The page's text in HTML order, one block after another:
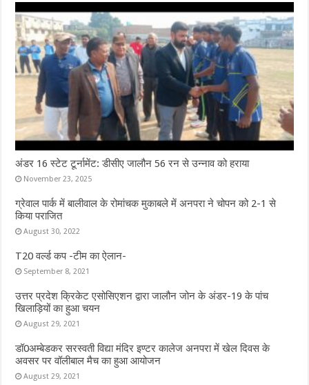
अंडर 16 स्टेट टूर्नामेंट: डीसीए जालौन 56 रन से उन्नाव को हराया
November 23, 2025
ग्रेवाल पार्क में बालीवाल के रोमांचक मुकाबले में अनपरा ने चोपन को 2-1 से
किया पराजित
August 30, 2022
T20 वर्ल्ड कप -टीम का ऐलान-
September 8, 2021
उत्तर प्रदेश क्रिकेट एसोसिएशन द्वारा जालौन जोन के अंडर-19 के पांच
खिलाड़ियों का हुआ चयन
August 29, 2021
डॉ0अम्बेडकर सरस्वती विद्या मंदिर इण्टर कालेज अनपरा में खेल दिवस के
अवसर पर वॉलीबाल मैच का हुआ आयोजन
August 29, 2021